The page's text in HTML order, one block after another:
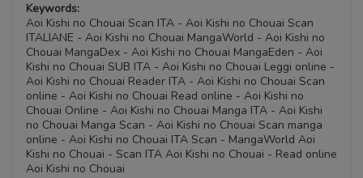
Keywords:
Aoi Kishi no Chouai Scan ITA - Aoi Kishi no Chouai Scan
ITALIANE - Aoi Kishi no Chouai MangaWorld - Aoi Kishi no
Chouai MangaDex - Aoi Kishi no Chouai MangaEden - Aoi
Kishi no Chouai SUB ITA - Aoi Kishi no Chouai Leggi online -
Aoi Kishi no Chouai Reader ITA - Aoi Kishi no Chouai Scan
online - Aoi Kishi no Chouai Read online - Aoi Kishi no
Chouai Online - Aoi Kishi no Chouai Manga ITA - Aoi Kishi
no Chouai Manga Scan - Aoi Kishi no Chouai Scan manga
online - Aoi Kishi no Chouai ITA Scan - MangaWorld Aoi
Kishi no Chouai - Scan ITA Aoi Kishi no Chouai - Read online
Aoi Kishi no Chouai